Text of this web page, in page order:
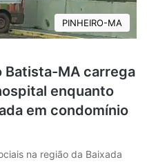
PINHEIRO-MA
Batista-MA carrega
enquanto
em condomínio
na região da Baixada